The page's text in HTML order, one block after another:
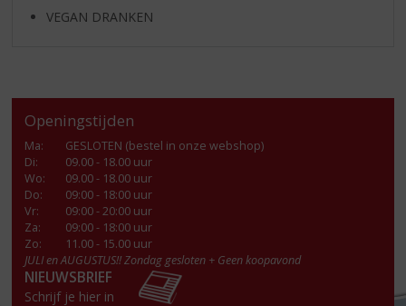
VEGAN DRANKEN
Openingstijden
Ma:
GESLOTEN (bestel in onze webshop)
Di:
09.00 - 18.00 uur
Wo:
09.00 - 18.00 uur
Do:
09:00 - 18:00 uur
Vr:
09:00 - 20:00 uur
Za:
09:00 - 18:00 uur
Zo:
11.00 - 15.00 uur
JULI en AUGUSTUS!! Zondag gesloten + Geen koopavond
NIEUWSBRIEF
Schrijf je hier in